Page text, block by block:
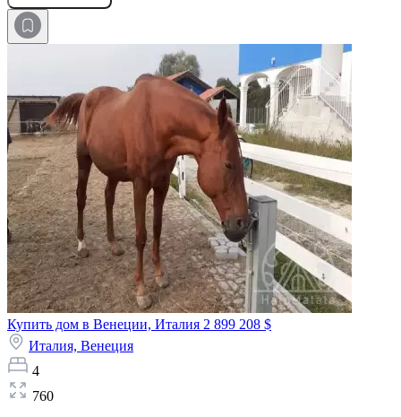
Купить дом в Венеции, Италия 2 899 208 $
Италия, Венеция
4
760